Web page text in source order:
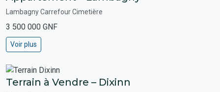
Lambagny Carrefour Cimetière
3 500 000 GNF
Voir plus
Terrain à Vendre – Dixinn